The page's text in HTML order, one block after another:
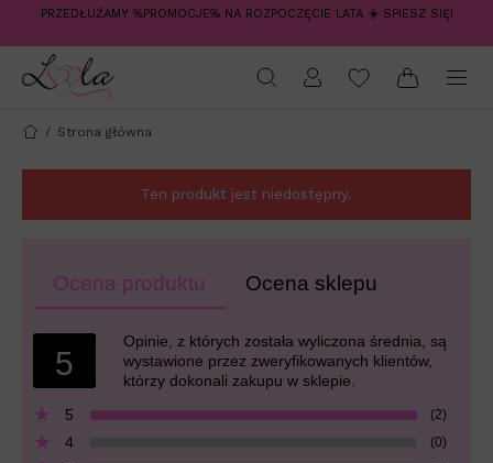
PRZEDŁUŻAMY %PROMOCJE% NA ROZPOCZĘCIE LATA ☀️ SPIESZ SIĘ!
/ Strona główna
Ten produkt jest niedostępny.
Ocena produktu Ocena sklepu
5
Opinie, z których została wyliczona średnia, są
wystawione przez zweryfikowanych klientów,
którzy dokonali zakupu w sklepie.
5
(2)
4 (0)